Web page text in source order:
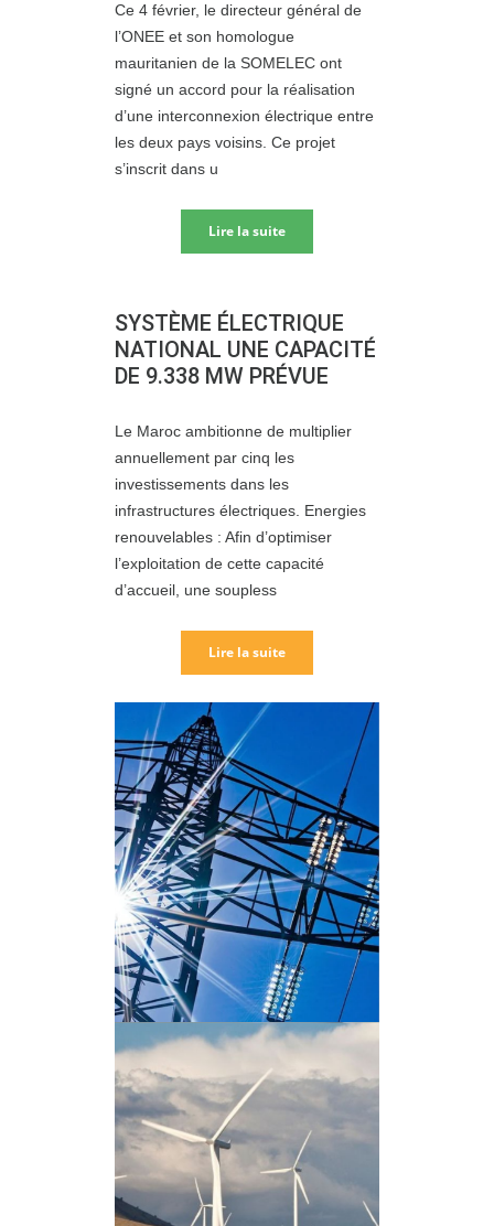
Ce 4 février, le directeur général de
l’ONEE et son homologue
mauritanien de la SOMELEC ont
signé un accord pour la réalisation
d’une interconnexion électrique entre
les deux pays voisins. Ce projet
s’inscrit dans u
Lire la suite
SYSTÈME ÉLECTRIQUE
NATIONAL UNE CAPACITÉ
DE 9.338 MW PRÉVUE
Le Maroc ambitionne de multiplier
annuellement par cinq les
investissements dans les
infrastructures électriques. Energies
renouvelables : Afin d’optimiser
l’exploitation de cette capacité
d’accueil, une soupless
Lire la suite